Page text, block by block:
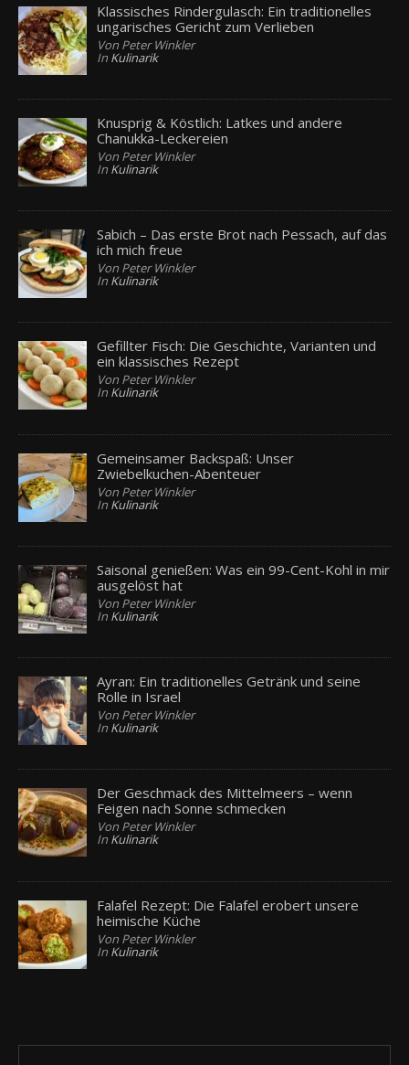
Klassisches Rindergulasch: Ein traditionelles
ungarisches Gericht zum Verlieben
Von Peter Winkler
In Kulinarik
Knusprig & Köstlich: Latkes und andere
Chanukka-Leckereien
Von Peter Winkler
In Kulinarik
Sabich – Das erste Brot nach Pessach, auf das
ich mich freue
Von Peter Winkler
In Kulinarik
Gefillter Fisch: Die Geschichte, Varianten und
ein klassisches Rezept
Von Peter Winkler
In Kulinarik
Gemeinsamer Backspaß: Unser
Zwiebelkuchen-Abenteuer
Von Peter Winkler
In Kulinarik
Saisonal genießen: Was ein 99-Cent-Kohl in mir
ausgelöst hat
Von Peter Winkler
In Kulinarik
Ayran: Ein traditionelles Getränk und seine
Rolle in Israel
Von Peter Winkler
In Kulinarik
Der Geschmack des Mittelmeers – wenn
Feigen nach Sonne schmecken
Von Peter Winkler
In Kulinarik
Falafel Rezept: Die Falafel erobert unsere
heimische Küche
Von Peter Winkler
In Kulinarik